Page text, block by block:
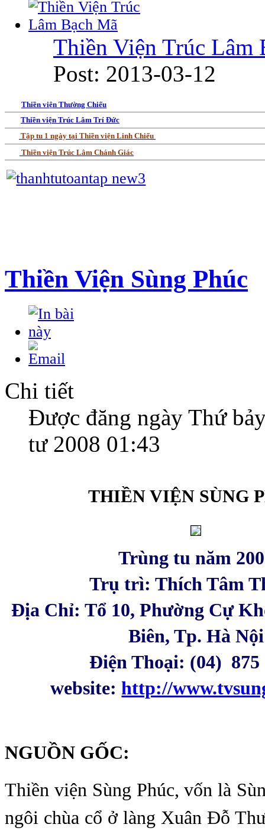
Thiền Viện Trúc Lâm
Post: 2013-03-12
Thiền viện Thường Chiếu
Thiền viện Trúc Lâm Trí Đức
Tập tu 1 ngày tại Thiền viện Linh Chiếu
Thiền viện Trúc Lâm Chánh Giác
Thiền Viện Sùng Phúc
Chi tiết
Được đăng ngày Thứ
tư 2008 01:43
THIỀN VIỆN SÙNG
Trùng tu năm
Trụ trì: Thích Tâm
Địa Chỉ: Tổ 10, Phường Cự
Biên, Tp. Hà Nội
Điện Thoại: (04) 875
website:http://
NGUỒN GỐC:
Thiền viện Sùng Phúc, vốn là
ngôi chùa cổ ở làng Xuân Đỗ